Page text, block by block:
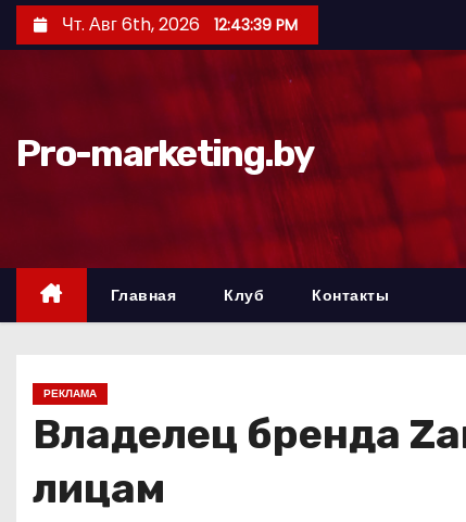
е
д
Чт. Авг 6th, 2026 12:43:40 PM
Pro-marketing.by
Главная Клуб Контакты
РЕКЛАМА
Владелец бренда
лицам